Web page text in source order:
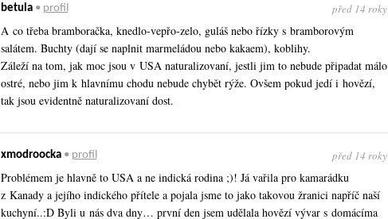
betula• profil před 14 roky
A co třeba bramboračka, knedlo-vepřo-zelo, guláš nebo řízky s bramborovým
salátem. Buchty (dají se naplnit marmeládou nebo kakaem), koblihy.
Záleží na tom, jak moc jsou v USA naturalizovaní, jestli jim to nebude připadat málo
ostré, nebo jim k hlavnímu chodu nebude chybět rýže. Ovšem pokud jedí i hovězí,
tak jsou evidentně naturalizovaní dost.
xmodroocka• profil před 14 roky
Problémem je hlavně to USA a ne indická rodina ;)! Já vařila pro kamarádku
z Kanady a jejího indického přítele a pojala jsme to jako takovou žranici napříč naší
kuchyní..:D Byli u nás dva dny… první den jsem udělala hovězí vývar s domácíma